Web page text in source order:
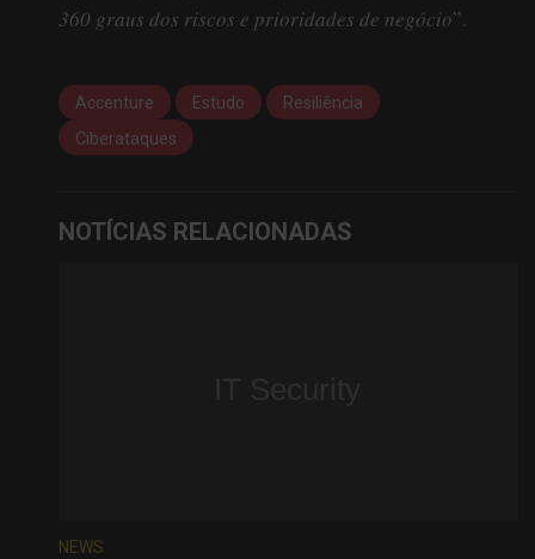
360 graus dos riscos e prioridades de negócio”.
Accenture Estudo
Resiliência
Ciberataques
NOTÍCIAS RELACIONADAS
NEWS